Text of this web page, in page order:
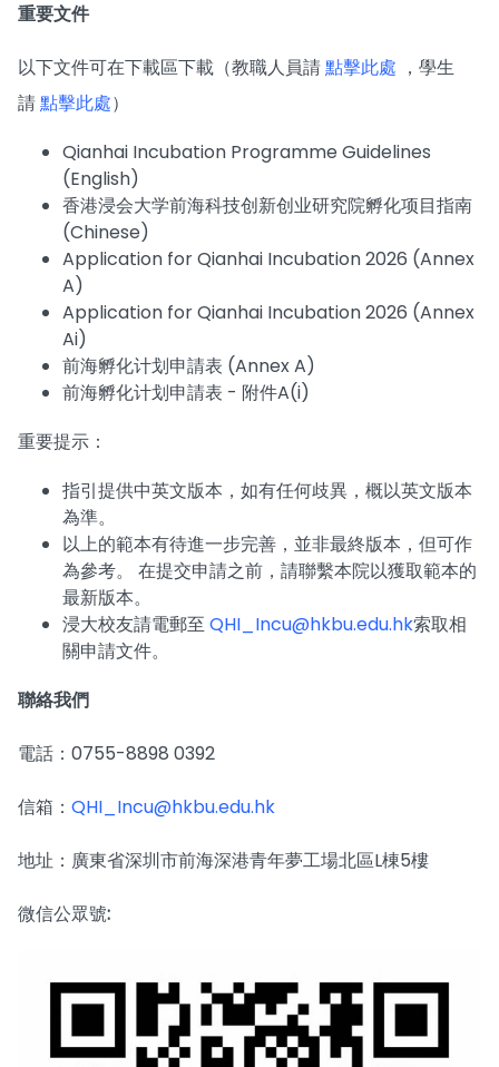
重要文件
以下文件可在下載區下載（教職人員請點擊此處 ，學生
請點擊此處）
Qianhai Incubation Programme Guidelines
(English)
香港浸会大学前海科技创新创业研究院孵化项目指南
(Chinese)
Application for Qianhai Incubation 2026 (Annex
A)
Application for Qianhai Incubation 2026 (Annex
Ai)
前海孵化计划申請表 (Annex A)
前海孵化计划申請表 - 附件A(i)
重要提示：
指引提供中英文版本，如有任何歧異，概以英文版本
為準。
以上的範本有待進一步完善，並非最終版本，但可作
為參考。 在提交申請之前，請聯繫本院以獲取範本的
最新版本。
浸大校友請電郵至QHI_Incu@hkbu.edu.hk索取相
關申請文件。
聯絡我們
電話：0755-8898 0392
信箱： QHI_Incu@hkbu.edu.hk
地址：廣東省深圳市前海深港青年夢工場北區L棟5樓
微信公眾號: